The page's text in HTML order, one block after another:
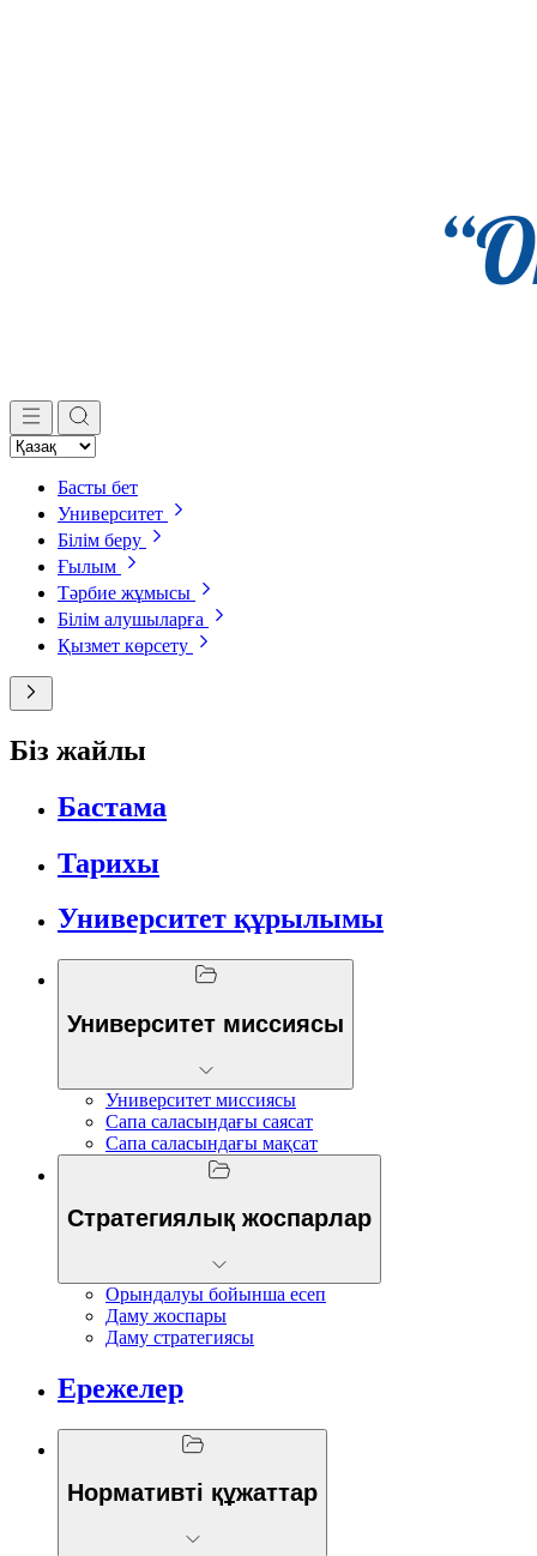
Басты бет
Университет
Білім беру
Ғылым
Тәрбие жұмысы
Білім алушыларға
Қызмет көрсету
Біз жайлы
Бастама
Тарихы
Университет құрылымы
Университет миссиясы
Университет миссиясы
Сапа саласындағы саясат
Сапа саласындағы мақсат
Стратегиялық жоспарлар
Орындалуы бойынша есеп
Даму жоспары
Даму стратегиясы
Ережелер
Нормативті құжаттар